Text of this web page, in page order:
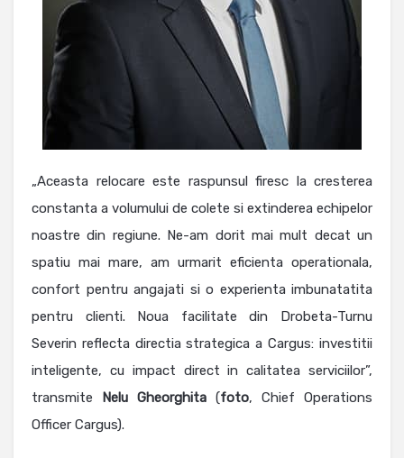
„Aceasta relocare este raspunsul firesc la cresterea
constanta a volumului de colete si extinderea echipelor
noastre din regiune. Ne-am dorit mai mult decat un
spatiu mai mare, am urmarit eficienta operationala,
confort pentru angajati si o experienta imbunatatita
pentru clienti. Noua facilitate din Drobeta-Turnu
Severin reflecta directia strategica a Cargus: investitii
inteligente, cu impact direct in calitatea serviciilor”,
transmite Nelu Gheorghita (foto, Chief Operations
Officer Cargus).